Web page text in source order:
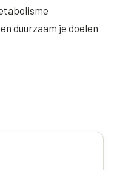
duurzaam je doelen